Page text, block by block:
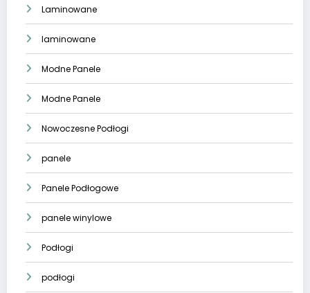
Laminowane
laminowane
Modne Panele
Modne Panele
Nowoczesne Podłogi
panele
Panele Podłogowe
panele winylowe
Podłogi
podłogi